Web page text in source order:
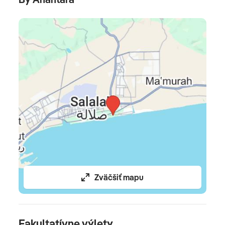
fitness centrum • plážový volejbal • cykloturistika •
biliard • stolný tenis • 2 tenisové kurty (osvetlenie za
poplatok) • bedminton • padel • minigolf • joga
Pre deti
detský bazén • Albahhara (detský klub) • Alshiera (klub
pre teenegerov) • herňa • detské ihrisko
Celková cena zahŕňa
leteckú dopravu na priamom chartrovom lete Bratislava
/Košice - Salalah - Bratislava /Košice, 5x (resp. 7x, 9x,
12x, 14x) ubytovanie, raňajky/polpenziu, plná penziu,
poistenie insolventnosti, delegáta CK, servisné
poplatky (letiskové poplatky, bezpečnostná taxa, iné
Zväčšiť mapu